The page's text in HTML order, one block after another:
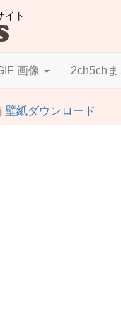
イト
画像 2ch5ch
壁紙ダウンロード